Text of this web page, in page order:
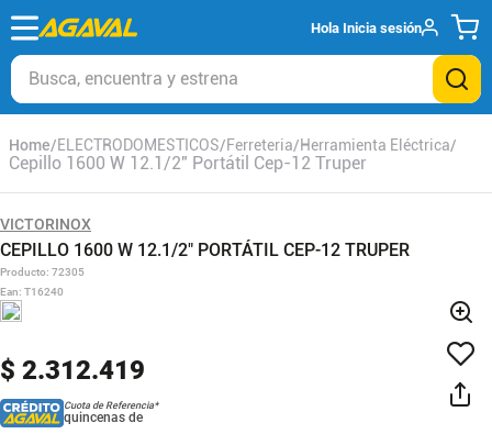
Hola Inicia sesión
Busca, encuentra y estrena
ELECTRODOMESTICOS Ferreteria Herramienta Eléctrica
Cepillo 1600 W 12.1/2" Portátil Cep-12 Truper
VICTORINOX
CEPILLO 1600 W 12.1/2" PORTÁTIL CEP-12 TRUPER
Producto: 72305
Ean: T16240
$ 2.312.419
Cuota de Referencia*
quincenas de